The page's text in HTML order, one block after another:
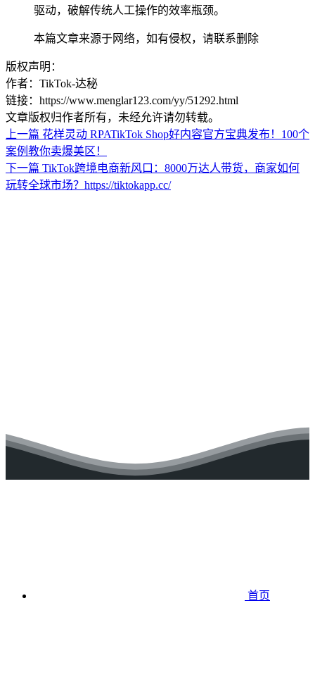
驱动，破解传统人工操作的效率瓶颈。
本篇文章来源于网络，如有侵权，请联系删除
版权声明：
作者：TikTok-达秘
链接：https://www.menglar123.com/yy/51292.html
文章版权归作者所有，未经允许请勿转载。
上一篇 花样灵动 RPATikTok Shop好内容官方宝典发布！100个
案例教你卖爆美区！
下一篇 TikTok跨境电商新风口：8000万达人带货，商家如何
玩转全球市场？https://tiktokapp.cc/
首页